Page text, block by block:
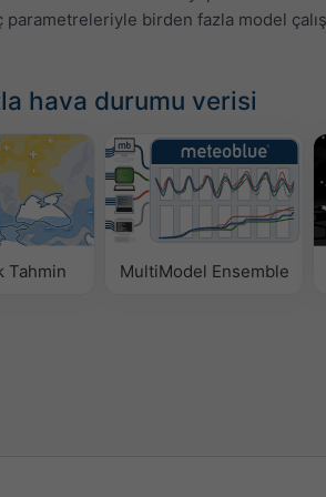
parametreleriyle birden fazla model
hava durumu verisi
Tahmin MultiModel Ensemble